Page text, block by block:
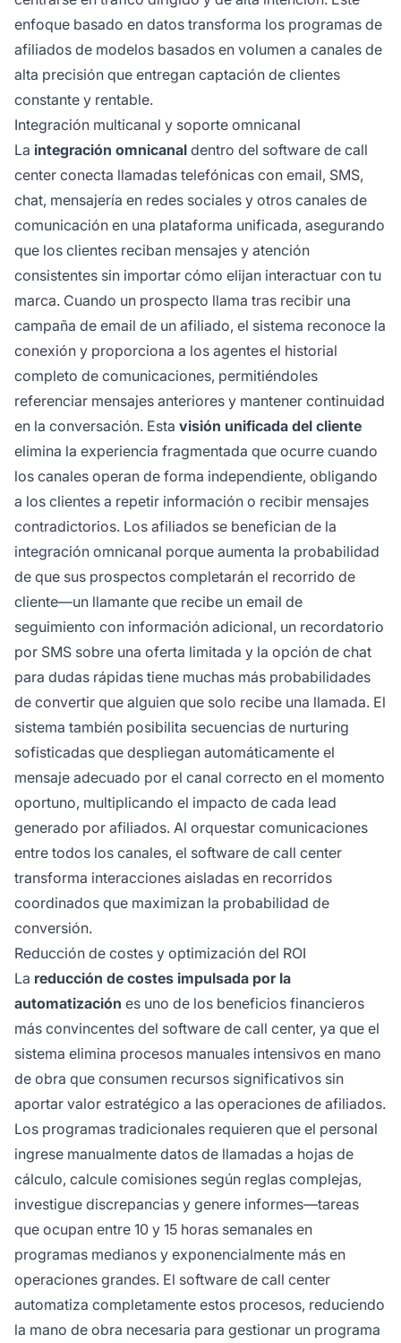
enfoque basado en datos transforma los programas de
afiliados de modelos basados en volumen a canales de
alta precisión que entregan captación de clientes
constante y rentable.
Integración multicanal y soporte omnicanal
La integración omnicanal dentro del software de call
center conecta llamadas telefónicas con email, SMS,
chat, mensajería en redes sociales y otros canales de
comunicación en una plataforma unificada, asegurando
que los clientes reciban mensajes y atención
consistentes sin importar cómo elijan interactuar con tu
marca. Cuando un prospecto llama tras recibir una
campaña de email de un afiliado, el sistema reconoce la
conexión y proporciona a los agentes el historial
completo de comunicaciones, permitiéndoles
referenciar mensajes anteriores y mantener continuidad
en la conversación. Esta visión unificada del cliente
elimina la experiencia fragmentada que ocurre cuando
los canales operan de forma independiente, obligando
a los clientes a repetir información o recibir mensajes
contradictorios. Los afiliados se benefician de la
integración omnicanal porque aumenta la probabilidad
de que sus prospectos completarán el recorrido de
cliente—un llamante que recibe un email de
seguimiento con información adicional, un recordatorio
por SMS sobre una oferta limitada y la opción de chat
para dudas rápidas tiene muchas más probabilidades
de convertir que alguien que solo recibe una llamada. El
sistema también posibilita secuencias de nurturing
sofisticadas que despliegan automáticamente el
mensaje adecuado por el canal correcto en el momento
oportuno, multiplicando el impacto de cada lead
generado por afiliados. Al orquestar comunicaciones
entre todos los canales, el software de call center
transforma interacciones aisladas en recorridos
coordinados que maximizan la probabilidad de
conversión.
Reducción de costes y optimización del ROI
La reducción de costes impulsada por la
automatización es uno de los beneficios financieros
más convincentes del software de call center, ya que el
sistema elimina procesos manuales intensivos en mano
de obra que consumen recursos significativos sin
aportar valor estratégico a las operaciones de afiliados.
Los programas tradicionales requieren que el personal
ingrese manualmente datos de llamadas a hojas de
cálculo, calcule comisiones según reglas complejas,
investigue discrepancias y genere informes—tareas
que ocupan entre 10 y 15 horas semanales en
programas medianos y exponencialmente más en
operaciones grandes. El software de call center
automatiza completamente estos procesos, reduciendo
la mano de obra necesaria para gestionar un programa